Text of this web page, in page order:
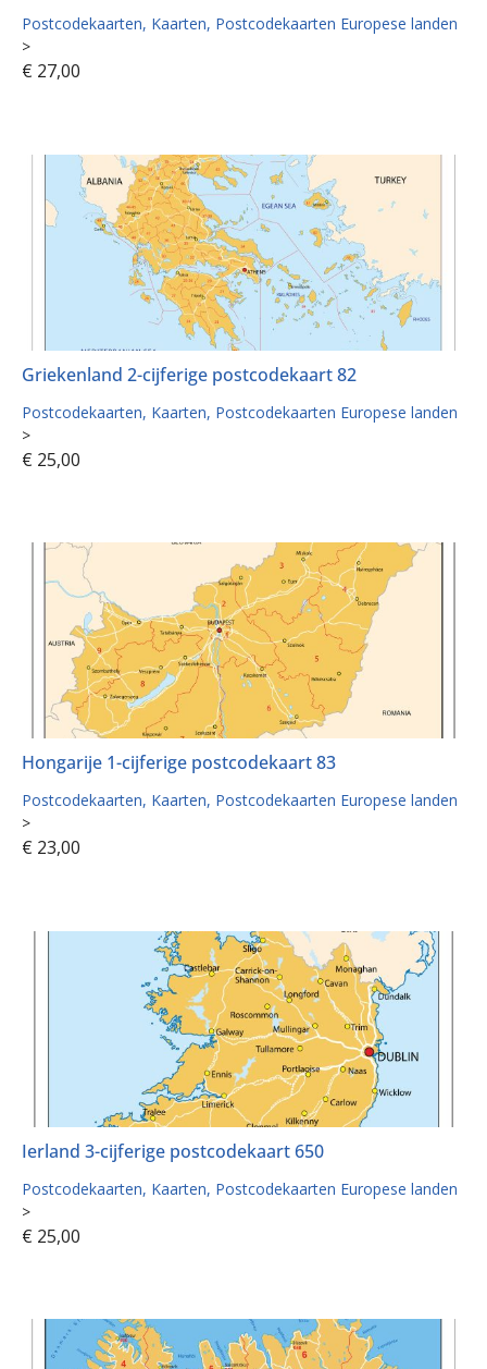
Postcodekaarten Kaarten Postcodekaarten Europese landen
>
€ 27,00
Griekenland 2-cijferige postcodekaart 82
Postcodekaarten Kaarten Postcodekaarten Europese landen
>
€ 25,00
Hongarije 1-cijferige postcodekaart 83
Postcodekaarten Kaarten Postcodekaarten Europese landen
>
€ 23,00
Ierland 3-cijferige postcodekaart 650
Postcodekaarten Kaarten Postcodekaarten Europese landen
>
€ 25,00